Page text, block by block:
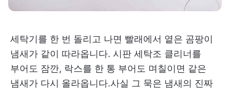
세탁기를 한 번 돌리고 나면 빨래에서 옅은 곰팡이
냄새가 같이 따라옵니다. 시판 세탁조 클리너를
부어도 잠깐, 락스를 한 통 부어도 며칠이면 같은
냄새가 다시 올라옵니다.사실 그 묵은 냄새의 진짜